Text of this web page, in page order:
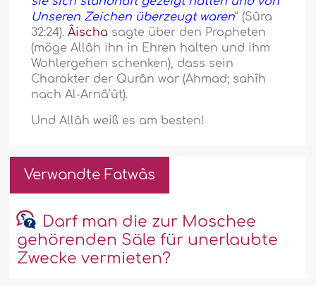
Unseren Zeichen überzeugt waren“ (Sûra
32:24).Âischa sagte über den Propheten
(möge Allâh ihn in Ehren halten und ihm
Wohlergehen schenken), dass sein
Charakter der Qurân war (Ahmad; sahîh
nach Al-Arnâ’ût).
Und Allâh weiß es am besten!
Verwandte Fatwâs
Darf man die zur Moschee
gehörenden Säle für unerlaubte
Zwecke vermieten?